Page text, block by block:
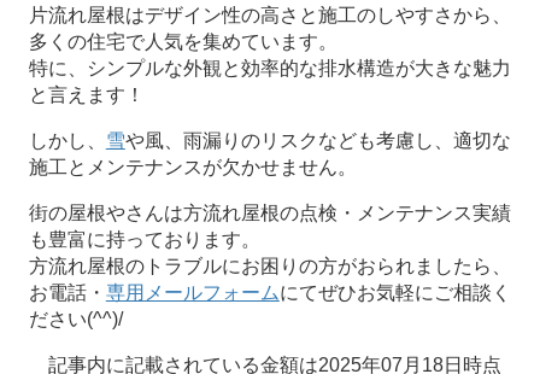
片流れ屋根はデザイン性の高さと施工のしやすさから、
多くの住宅で人気を集めています。
特に、シンプルな外観と効率的な排水構造が大きな魅力
と言えます！
しかし、 雪や風、雨漏りのリスクなども考慮し、適切な
施工とメンテナンスが欠かせません。
街の屋根やさんは方流れ屋根の点検・メンテナンス実績
も豊富に持っております。
方流れ屋根のトラブルにお困りの方がおられましたら、
お電話・ 専用メールフォームにてぜひお気軽にご相談く
ださい(^^)/
記事内に記載されている金額は2025年07月18日時点